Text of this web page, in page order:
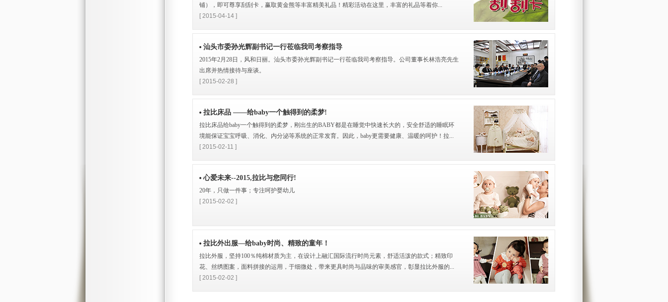
铺），即可尊享刮刮卡，赢取黄金熊等丰富精美礼品！精彩活动在这里，丰富的礼品等着你...
[ 2015-04-14 ]
汕头市委孙光辉副书记一行莅临我司考察指导
2015年2月28日，风和日丽。汕头市委孙光辉副书记一行莅临我司考察指导。公司董事长林浩亮先生
出席并热情接待与座谈。
[ 2015-02-28 ]
拉比床品 ——给baby一个触得到的柔梦!
拉比床品给baby一个触得到的柔梦，刚出生的BABY都是在睡觉中快速长大的，安全舒适的睡眠环
境能保证宝宝呼吸、消化、内分泌等系统的正常发育。因此，baby更需要健康、温暖的呵护！拉...
[ 2015-02-11 ]
心爱未来--2015,拉比与您同行!
20年，只做一件事；专注呵护婴幼儿
[ 2015-02-02 ]
拉比外出服—给baby时尚、精致的童年！
拉比外服，坚持100％纯棉材质为主，在设计上融汇国际流行时尚元素，舒适活泼的款式；精致印
花、丝绣图案，面料拼接的运用，于细微处，带来更具时尚与品味的审美感官，彰显拉比外服的...
[ 2015-02-02 ]